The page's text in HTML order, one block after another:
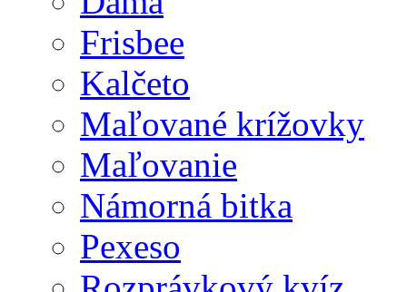
Frisbee
Kalčeto
Maľované krížovky
Maľovanie
Námorná bitka
Pexeso